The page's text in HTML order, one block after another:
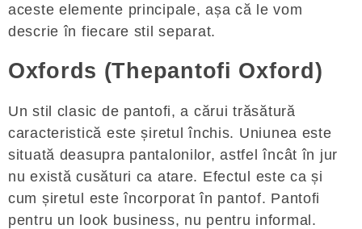
aceste elemente principale, așa că le vom
descrie în fiecare stil separat.
Oxfords (Thepantofi Oxford)
Un stil clasic de pantofi, a cărui trăsătură
caracteristică este șiretul închis. Uniunea este
situată deasupra pantalonilor, astfel încât în ​​jur
nu există cusături ca atare. Efectul este ca și
cum șiretul este încorporat în pantof. Pantofi
pentru un look business, nu pentru informal.